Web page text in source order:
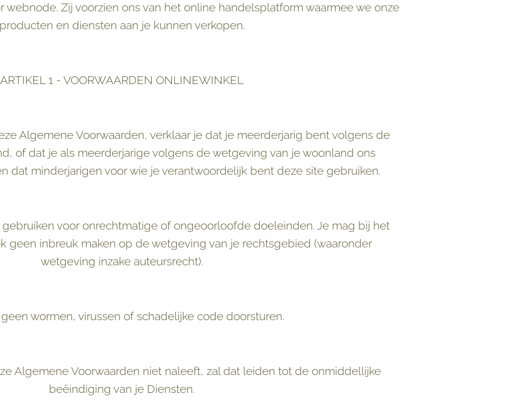
webnode. Zij voorzien ons van het online handelsplatform waarmee we onze
producten en diensten aan je kunnen verkopen.
ARTIKEL 1 - VOORWAARDEN ONLINEWINKEL
Algemene Voorwaarden, verklaar je dat je meerderjarig bent volgens de
of dat je als meerderjarige volgens de wetgeving van je woonland ons
dat minderjarigen voor wie je verantwoordelijk bent deze site gebruiken.
voor onrechtmatige of ongeoorloofde doeleinden. Je mag bij het
geen inbreuk maken op de wetgeving van je rechtsgebied (waaronder
wetgeving inzake auteursrecht).
wormen, virussen of schadelijke code doorsturen.
Algemene Voorwaarden niet naleeft, zal dat leiden tot de onmiddellijke
beëindiging van je Diensten.